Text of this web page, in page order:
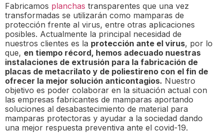
Fabricamos planchas transparentes que una vez
transformadas se utilizarán como mamparas de
protección frente al virus, entre otras aplicaciones
posibles. Actualmente la principal necesidad de
nuestros clientes es la protección ante el virus, por lo
que, en tiempo récord, hemos adecuado nuestras
instalaciones de extrusión para la fabricación de
placas de metacrilato y de poliestireno con el fin de
ofrecer la mejor solución anticontagios. Nuestro
objetivo es poder colaborar en la situación actual con
las empresas fabricantes de mamparas aportando
soluciones al desabastecimiento de material para
mamparas protectoras y ayudar a la sociedad dando
una mejor respuesta preventiva ante el covid-19.